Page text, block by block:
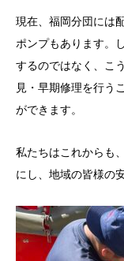
現在、福岡分団には
ポンプもあります。
するのではなく、こ
見・早期修理を行う
ができます。
私たちはこれからも
にし、地域の皆様の